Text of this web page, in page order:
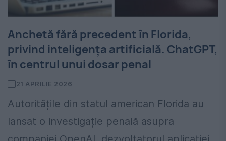
Anchetă fără precedent în Florida,
privind inteligența artificială. ChatGPT,
în centrul unui dosar penal
21 APRILIE 2026
Autoritățile din statul american Florida au
lansat o investigație penală asupra